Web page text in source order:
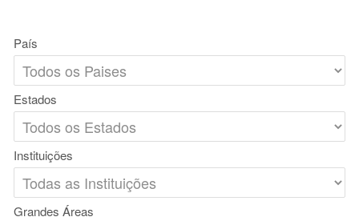
País
Estados
Instituições
Grandes Áreas